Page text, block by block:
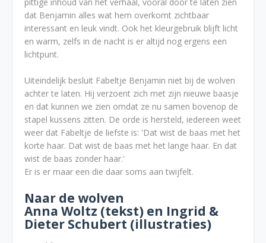
dat Benjamin alles wat hem overkomt zichtbaar
interessant en leuk vindt. Ook het kleurgebruik blijft licht
en warm, zelfs in de nacht is er altijd nog ergens een
lichtpunt.
Uiteindelijk besluit Fabeltje Benjamin niet bij de wolven
achter te laten. Hij verzoent zich met zijn nieuwe baasje
en dat kunnen we zien omdat ze nu samen bovenop de
stapel kussens zitten. De orde is hersteld, iedereen weet
weer dat Fabeltje de liefste is: 'Dat wist de baas met het
korte haar. Dat wist de baas met het lange haar. En dat
wist de baas zonder haar.'
Er is er maar een die daar soms aan twijfelt.
Naar de wolven
Anna Woltz (tekst) en Ingrid &
Dieter Schubert (illustraties)